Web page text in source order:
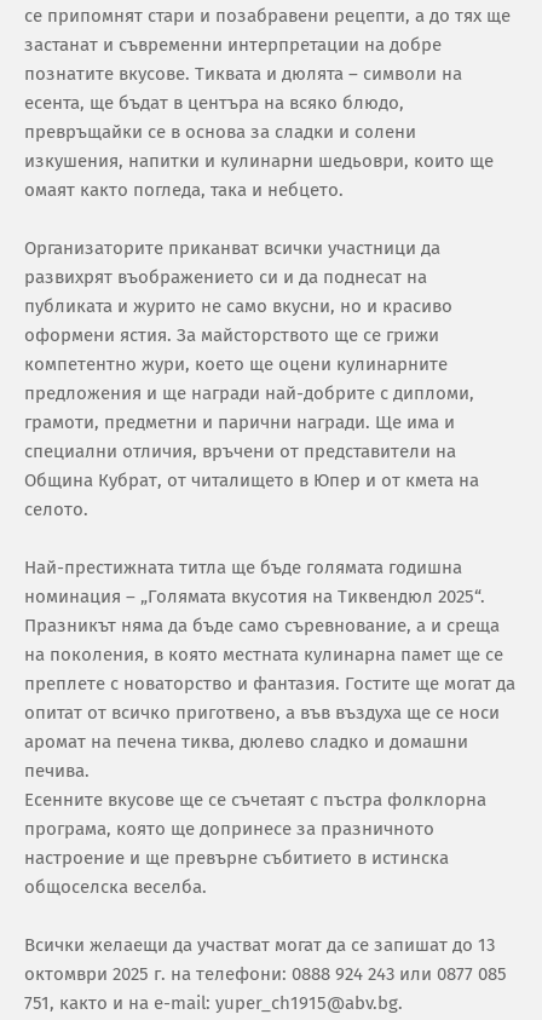
се припомнят стари и позабравени рецепти, а до тях ще
застанат и съвременни интерпретации на добре
познатите вкусове. Тиквата и дюлята – символи на
есента, ще бъдат в центъра на всяко блюдо,
превръщайки се в основа за сладки и солени
изкушения, напитки и кулинарни шедьоври, които ще
омаят както погледа, така и небцето.
Организаторите приканват всички участници да
развихрят въображението си и да поднесат на
публиката и журито не само вкусни, но и красиво
оформени ястия. За майсторството ще се грижи
компетентно жури, което ще оцени кулинарните
предложения и ще награди най-добрите с дипломи,
грамоти, предметни и парични награди. Ще има и
специални отличия, връчени от представители на
Община Кубрат, от читалището в Юпер и от кмета на
селото.
Най-престижната титла ще бъде голямата годишна
номинация – „Голямата вкусотия на Тиквендюл 2025“.
Празникът няма да бъде само съревнование, а и среща
на поколения, в която местната кулинарна памет ще се
преплете с новаторство и фантазия. Гостите ще могат да
опитат от всичко приготвено, а във въздуха ще се носи
аромат на печена тиква, дюлево сладко и домашни
печива.
Есенните вкусове ще се съчетаят с пъстра фолклорна
програма, която ще допринесе за празничното
настроение и ще превърне събитието в истинска
общоселска веселба.
Всички желаещи да участват могат да се запишат до 13
октомври 2025 г. на телефони: 0888 924 243 или 0877 085
751, както и на e-mail: yuper_ch1915@abv.bg.